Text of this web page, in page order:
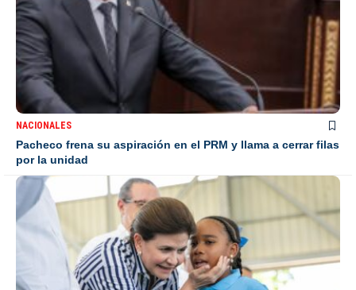
NACIONALES
Pacheco frena su aspiración en el PRM y llama a cerrar filas
por la unidad